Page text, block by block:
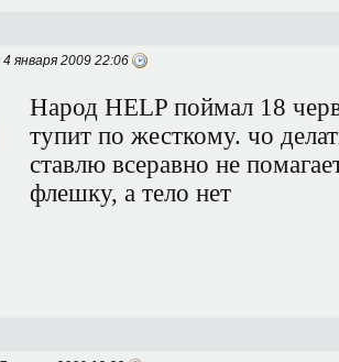
4 января 2009 22:06
Народ HELP поймал 18
тупит по жесткому. чо
ставлю всеравно не
флешку, а тело нет